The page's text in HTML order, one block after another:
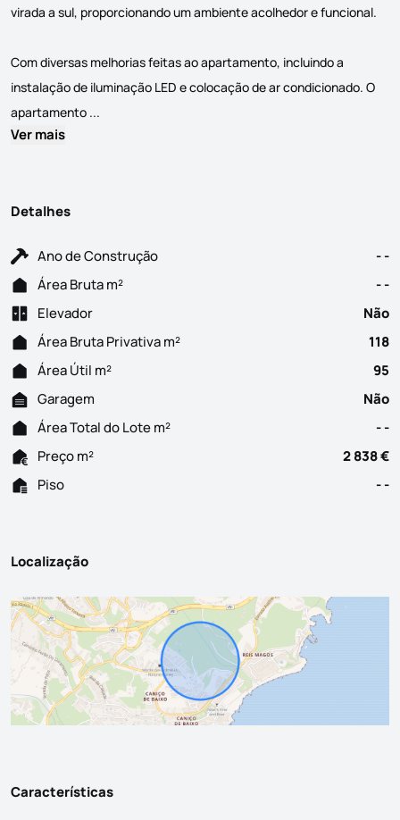
virada a sul, proporcionando um ambiente acolhedor e funcional.
Com diversas melhorias feitas ao apartamento, incluindo a
instalação de iluminação LED e colocação de ar condicionado. O
apartamento ...
Ver mais
Detalhes
Ano de Construção
- -
Área Bruta m²
- -
Elevador
Não
Área Bruta Privativa m²
118
Área Útil m²
95
Garagem
Não
Área Total do Lote m²
- -
Preço m²
2 838 €
Piso
- -
Localização
Características